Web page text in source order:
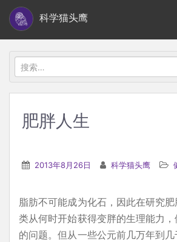
i
科学猫头鹰
搜
索：
肥胖人生
2013年8月26日 科学猫头鹰
脂肪不可能成为化石，因此在研究
类从何时开始获得变胖的生理能力
的问题。但从一些公元前几万年到